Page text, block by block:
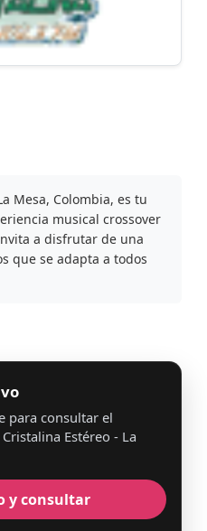
Mesa, Colombia, es tu
musical crossover
a disfrutar de una
que se adapta a todos
para consultar el
Estéreo - La
y consultar